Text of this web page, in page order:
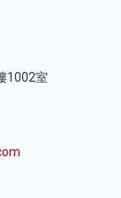
1002室